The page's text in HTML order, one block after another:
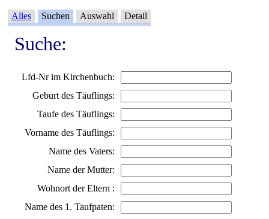
Alles Suchen Auswahl Detail
Suche:
Lfd-Nr im Kirchenbuch:
Geburt des Täuflings:
Taufe des Täuflings:
Vorname des Täuflings:
Name des Vaters:
Name der Mutter:
Wohnort der Eltern :
Name des 1. Taufpaten: